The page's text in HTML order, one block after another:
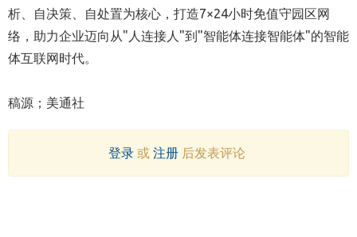
析、自决策、自处置为核心，打造7×24小时免值守园区网
络，助力企业迈向从"人连接人"到"智能体连接智能体"的智能
体互联网时代。
稿源；美通社
登录或 注册后发表评论